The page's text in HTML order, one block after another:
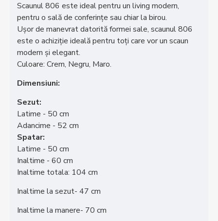
Scaunul 806 este ideal pentru un living modern,
pentru o sală de conferințe sau chiar la birou.
Ușor de manevrat datorită formei sale, scaunul 806
este o achiziție ideală pentru toți care vor un scaun
modern și elegant.
Culoare: Crem, Negru, Maro.
Dimensiuni:
Sezut:
Latime - 50 cm
Adancime - 52 cm
Spatar:
Latime - 50 cm
Inaltime - 60 cm
Inaltime totala: 104 cm
Inaltime la sezut- 47 cm
Inaltime la manere- 70 cm